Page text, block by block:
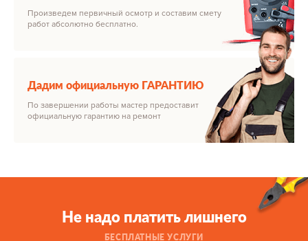
Произведем первичный осмотр и составим смету
работ абсолютно бесплатно.
Дадим официальную ГАРАНТИЮ
По завершении работы мастер предоставит
официальную гарантию на ремонт
Не надо платить лишнего
БЕСПЛАТНЫЕ УСЛУГИ